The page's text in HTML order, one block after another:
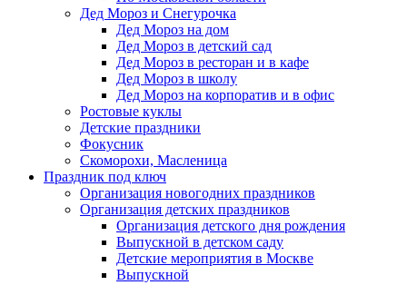
Дед Мороз и Снегурочка
Дед Мороз на дом
Дед Мороз в детский сад
Дед Мороз в ресторан и в кафе
Дед Мороз в школу
Дед Мороз на корпоратив и в офис
Ростовые куклы
Детские праздники
Фокусник
Скоморохи, Масленица
Праздник под ключ
Организация новогодних праздников
Организация детских праздников
Организация детского дня рождения
Выпускной в детском саду
Детские мероприятия в Москве
Выпускной